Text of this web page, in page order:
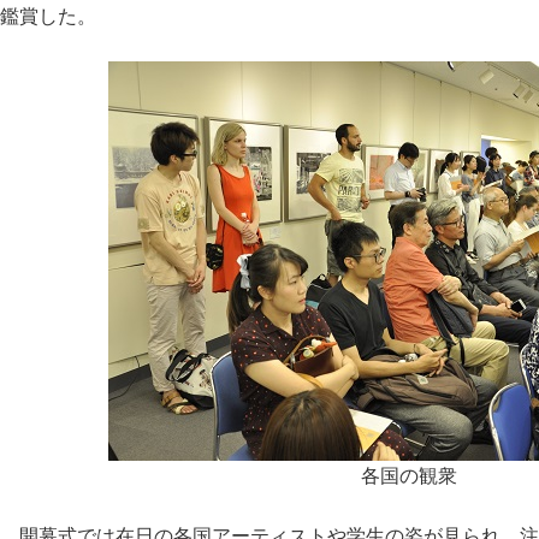
鑑賞した。
各国の観衆